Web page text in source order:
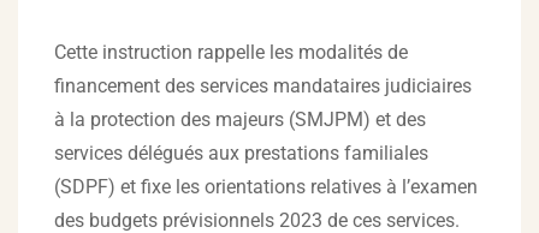
Cette instruction rappelle les modalités de
financement des services mandataires judiciaires
à la protection des majeurs (SMJPM) et des
services délégués aux prestations familiales
(SDPF) et fixe les orientations relatives à l’examen
des budgets prévisionnels 2023 de ces services.